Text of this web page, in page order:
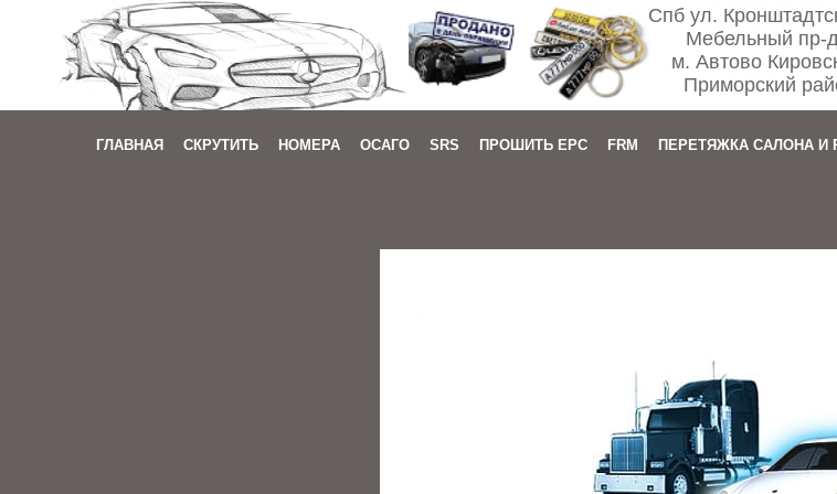
Спб ул.
Мебельный пр-
м. Автово
Приморский
ГЛАВНАЯ СКРУТИТЬ НОМЕРА ОСАГО SRS ПРОШИТЬ EPC FRM ПЕРЕТЯЖКА САЛОНА И